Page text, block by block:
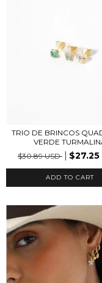
TRIO DE BRINCOS
VERDE
$30.89 USD
$27.25
ADD TO CART